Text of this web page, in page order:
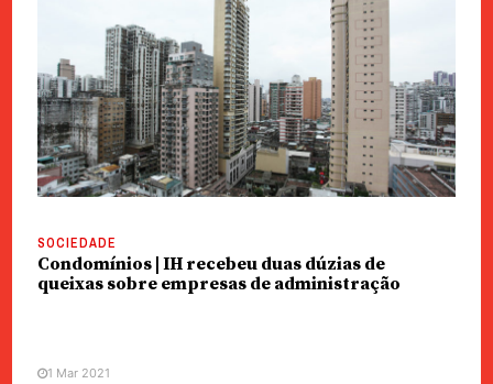
SOCIEDADE
Condomínios | IH recebeu duas dúzias de
queixas sobre empresas de administração
1 Mar 2021